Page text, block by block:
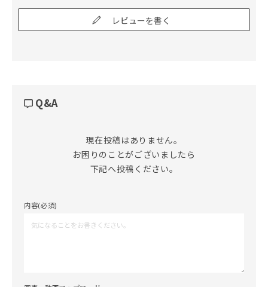
レビューを書く
Q&A
現在投稿はありません。
お困りのことがございましたら
下記へ投稿ください。
内容(必須)